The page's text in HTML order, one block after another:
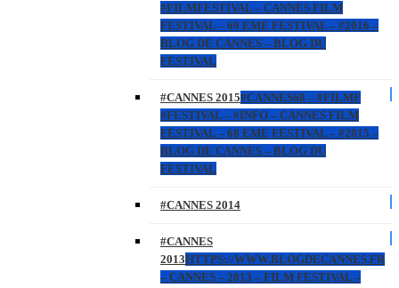
#FILMFESTIVAL – CANNES FILM
FESTIVAL – 69 EME FESTIVAL – #2016 –
BLOG DE CANNES – BLOG DU
FESTIVAL
#CANNES 2015#CANNES68 – #FILMF
#FESTIVAL – #INFO – CANNES FILM
FESTIVAL – 68 EME FESTIVAL – #2015 –
BLOG DE CANNES – BLOG DU
FESTIVAL
#CANNES 2014
#CANNES
2013HTTPS://WWW.BLOGDECANNES.FR
– CANNES – 2013 – FILM FESTIVAL –